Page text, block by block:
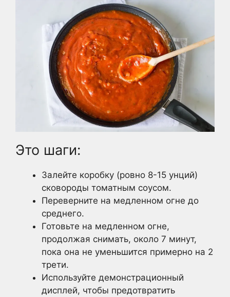
Это шаги:
Залейте коробку (ровно 8-15 унций)
сковороды томатным соусом.
Переверните на медленном огне до
среднего.
Готовьте на медленном огне,
продолжая снимать, около 7 минут,
пока она не уменьшится примерно на 2
трети.
Используйте демонстрационный
дисплей, чтобы предотвратить